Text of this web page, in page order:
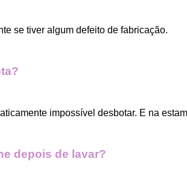
se tiver algum defeito de fabricação.
impossível desbotar. E na
depois de lavar?